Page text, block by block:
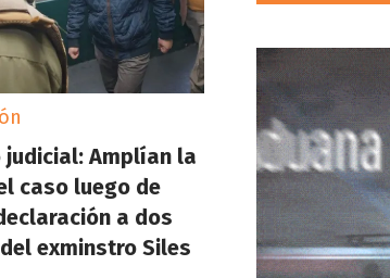
judicial: Amplían la
caso luego de
a dos
exminstro Siles